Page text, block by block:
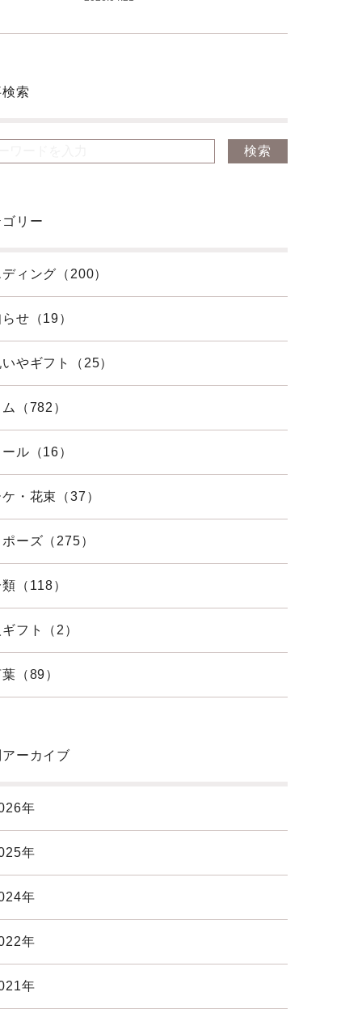
索
リー
ィング（200）
せ（19）
やギフト（25）
（782）
ル（16）
・花束（37）
ーズ（275）
（118）
フト（2）
（89）
ーカイブ
年
年
年
年
年